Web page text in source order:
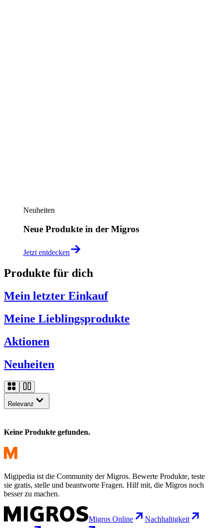
Neuheiten
Neue Produkte in der Migros
Jetzt entdecken
Produkte für dich
Mein letzter Einkauf
Meine Lieblingsprodukte
Aktionen
Neuheiten
Relevanz
Keine Produkte gefunden.
Migipedia ist die Community der Migros. Bewerte Produkte, teste
sie gratis, stelle und beantworte Fragen. Hilf mit, die Migros noch
besser zu machen.
Migros Online
Nachhaltigkeit